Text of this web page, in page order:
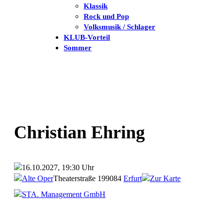
Klassik
Rock und Pop
Volksmusik / Schlager
KLUB-Vorteil
Sommer
Christian Ehring
16.10.2027, 19:30 Uhr
Alte OperTheaterstraße 199084 Erfurt
Zur Karte
STA. Management GmbH